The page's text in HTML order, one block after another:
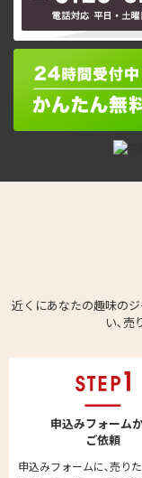
近くにあなたの趣味の
い､売
申込みフォーム
ご依頼
申込みフォームに､売り